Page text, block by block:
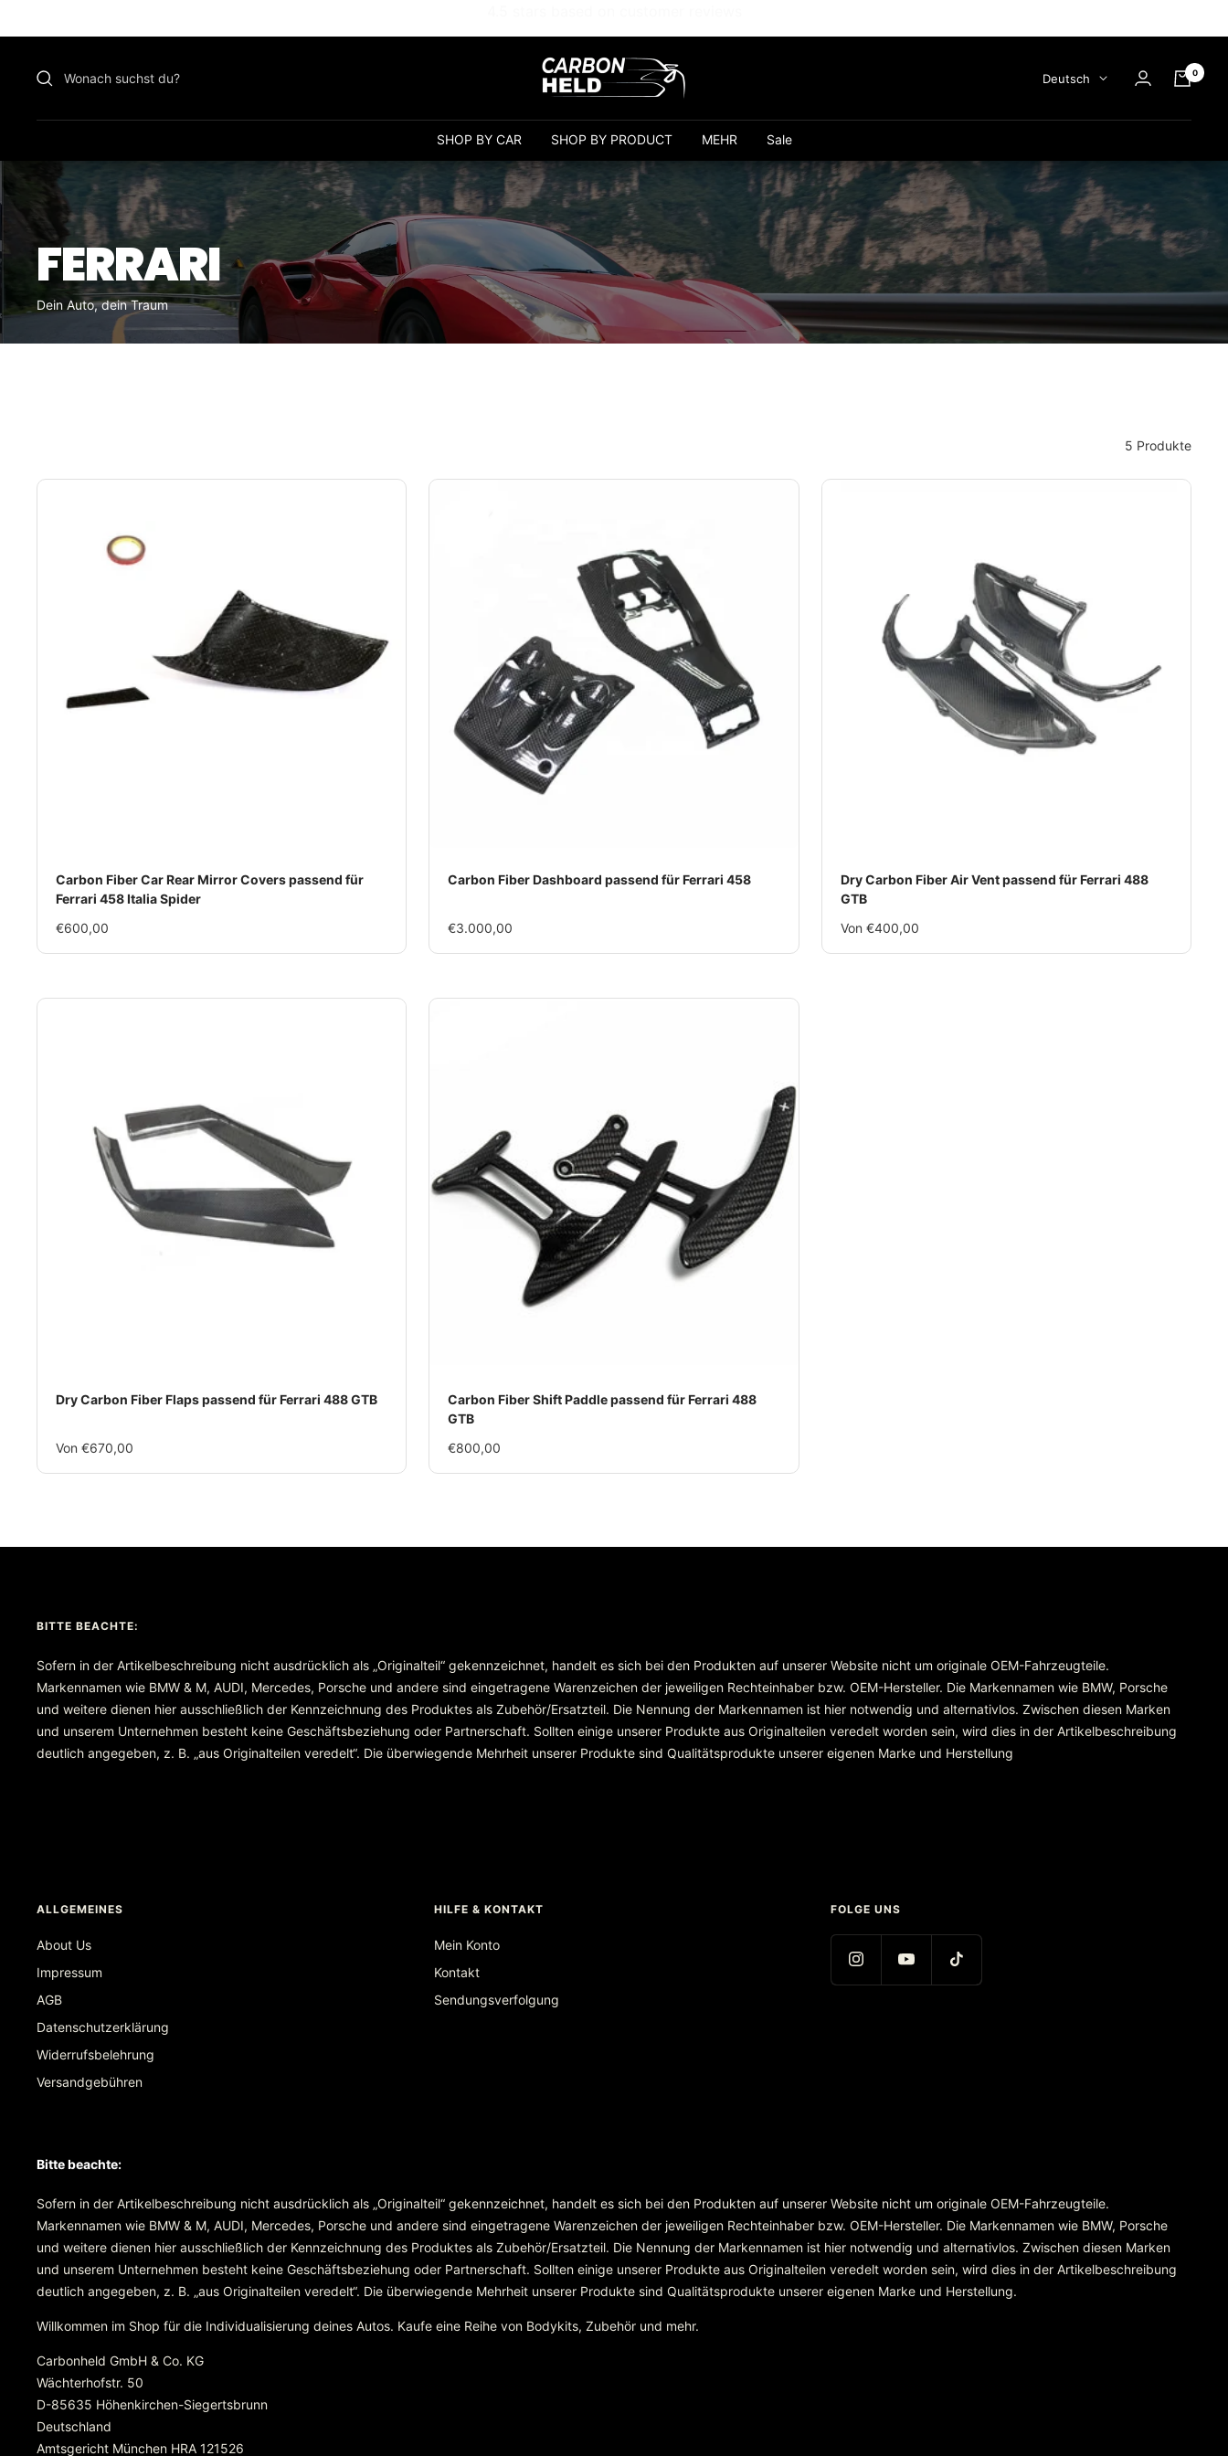
Carbonheld
Sprache
Deutsch 0
SHOP BY CAR SHOP BY PRODUCT MEHR Sale
FERRARI
Dein Auto, dein Traum
5 Produkte
Carbon Fiber Car Rear Mirror Covers passend für
Ferrari 458 Italia Spider
Im
€600,00
Carbon Fiber Dashboard passend für Ferrari 458
Im
€3.000,00
Dry Carbon Fiber Air Vent passend für Ferrari 488
GTB
Im
Von €400,00
Dry Carbon Fiber Flaps passend für Ferrari 488 GTB
Im
Von €670,00
Carbon Fiber Shift Paddle passend für Ferrari 488
GTB
Im
€800,00
BITTE BEACHTE:
Sofern in der Artikelbeschreibung nicht ausdrücklich als „Originalteil“ gekennzeichnet, handelt es sich bei den Produkten auf unserer Website nicht um originale OEM-Fahrzeugteile.
Markennamen wie BMW & M, AUDI, Mercedes, Porsche und andere sind eingetragene Warenzeichen der jeweiligen Rechteinhaber bzw. OEM-Hersteller. Die Markennamen wie BMW, Porsche
und weitere dienen hier ausschließlich der Kennzeichnung des Produktes als Zubehör/Ersatzteil. Die Nennung der Markennamen ist hier notwendig und alternativlos. Zwischen diesen Marken
und unserem Unternehmen besteht keine Geschäftsbeziehung oder Partnerschaft. Sollten einige unserer Produkte aus Originalteilen veredelt worden sein, wird dies in der Artikelbeschreibung
deutlich angegeben, z. B. „aus Originalteilen veredelt“. Die überwiegende Mehrheit unserer Produkte sind Qualitätsprodukte unserer eigenen Marke und Herstellung
ALLGEMEINES
About Us
Impressum
AGB
Datenschutzerklärung
Widerrufsbelehrung
Versandgebühren
HILFE & KONTAKT
Mein Konto
Kontakt
Sendungsverfolgung
FOLGE UNS
Bitte beachte:
Sofern in der Artikelbeschreibung nicht ausdrücklich als „Originalteil“ gekennzeichnet, handelt es sich bei den Produkten auf unserer Website nicht um originale OEM-Fahrzeugteile.
Markennamen wie BMW & M, AUDI, Mercedes, Porsche und andere sind eingetragene Warenzeichen der jeweiligen Rechteinhaber bzw. OEM-Hersteller. Die Markennamen wie BMW, Porsche
und weitere dienen hier ausschließlich der Kennzeichnung des Produktes als Zubehör/Ersatzteil. Die Nennung der Markennamen ist hier notwendig und alternativlos. Zwischen diesen Marken
und unserem Unternehmen besteht keine Geschäftsbeziehung oder Partnerschaft. Sollten einige unserer Produkte aus Originalteilen veredelt worden sein, wird dies in der Artikelbeschreibung
deutlich angegeben, z. B. „aus Originalteilen veredelt“. Die überwiegende Mehrheit unserer Produkte sind Qualitätsprodukte unserer eigenen Marke und Herstellung.
Willkommen im Shop für die Individualisierung deines Autos. Kaufe eine Reihe von Bodykits, Zubehör und mehr.
Carbonheld GmbH & Co. KG
Wächterhofstr. 50
D-85635 Höhenkirchen-Siegertsbrunn
Deutschland
Amtsgericht München HRA 121526